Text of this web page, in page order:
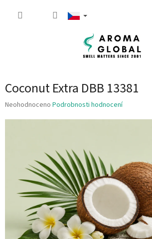
Coconut Extra DBB 13381
Průměrné hodnocení produktu je 0.0 z 5 hvězdiček.
Neohodnoceno Podrobnosti hodnocení